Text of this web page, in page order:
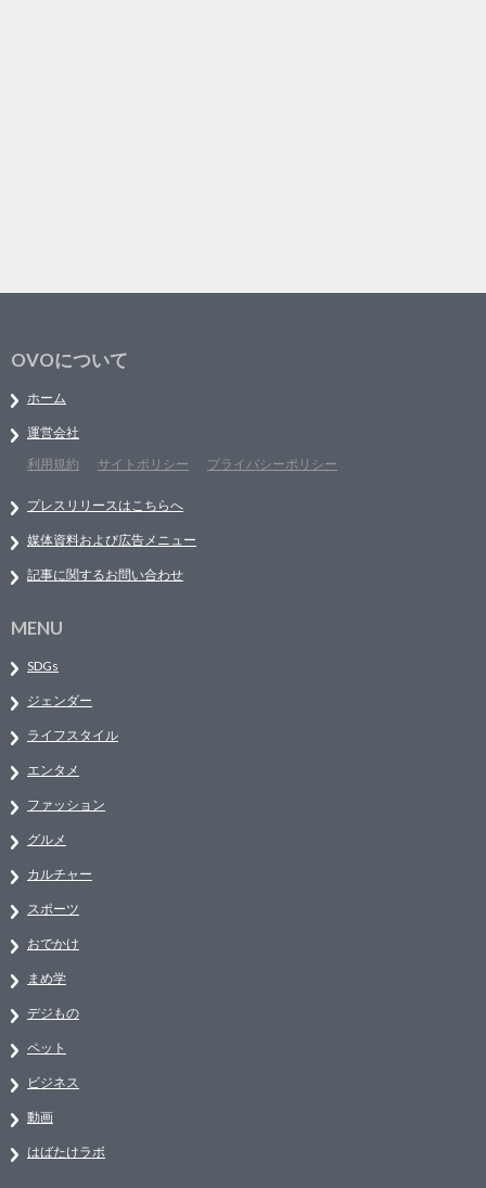
OVOについて
ホーム
運営会社
利用規約
サイトポリシー プライバシーポリシー
プレスリリースはこちらへ
媒体資料および広告メニュー
記事に関するお問い合わせ
MENU
SDGs
ジェンダー
ライフスタイル
エンタメ
ファッション
グルメ
カルチャー
スポーツ
おでかけ
まめ学
デジもの
ペット
ビジネス
動画
はばたけラボ